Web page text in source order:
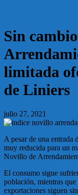
Sin
limitada
de Liniers
julio 27, 2021
A pesar de una entrada
muy reducida para un
Novillo de
El consumo sigue
población, mientras que
exportaciones siguen